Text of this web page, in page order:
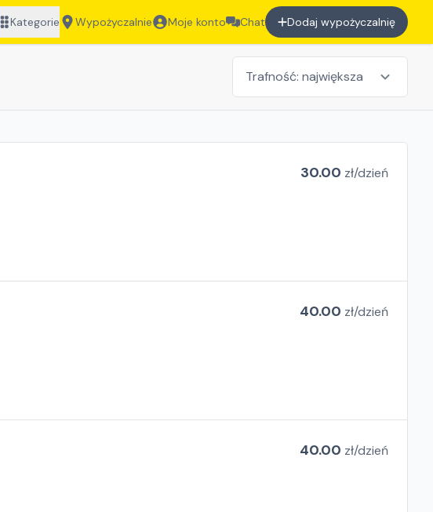
Kategorie Wypożyczalnie Moje konto Chat Dodaj wypożyczalnię
30.00 zł/dzień
40.00 zł/dzień
40.00 zł/dzień